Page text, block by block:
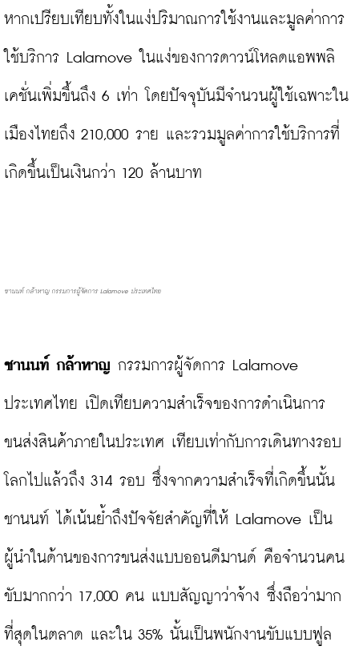
หากเปรียบเทียบทั้งในแง่ปริมาณการใช้งานและมูลค่าการ
ใช้บริการ Lalamove ในแง่ของการดาวน์โหลดแอพพลิ
เคชั่นเพิ่มขึ้นถึง 6 เท่า โดยปัจจุบันมีจำนวนผู้ใช้เฉพาะใน
เมืองไทยถึง 210,000 ราย และรวมมูลค่าการใช้บริการที่
เกิดขึ้นเป็นเงินกว่า 120 ล้านบาท
ชานนท์ กล้าหาญ กรรมการผู้จัดการ Lalamove ประเทศไทย
ชานนท์ กล้าหาญ กรรมการผู้จัดการ Lalamove
ประเทศไทย เปิดเทียบความสำเร็จของการดำเนินการ
ขนส่งสินค้าภายในประเทศ เทียบเท่ากับการเดินทางรอบ
โลกไปแล้วถึง 314 รอบ ซึ่งจากความสำเร็จที่เกิดขึ้นนั้น
ชานนท์ ได้เน้นย้ำถึงปัจจัยสำคัญที่ให้ Lalamove เป็น
ผู้นำในด้านของการขนส่งแบบออนดีมานด์ คือจำนวนคน
ขับมากกว่า 17,000 คน แบบสัญญาว่าจ้าง ซึ่งถือว่ามาก
ที่สุดในตลาด และใน 35% นั้นเป็นพนักงานขับแบบฟูล